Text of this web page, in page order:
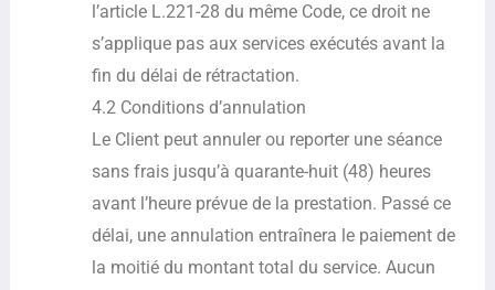
l’article L.221-28 du même Code, ce droit ne
s’applique pas aux services exécutés avant la
fin du délai de rétractation.
4.2 Conditions d’annulation
Le Client peut annuler ou reporter une séance
sans frais jusqu’à quarante-huit (48) heures
avant l’heure prévue de la prestation. Passé ce
délai, une annulation entraînera le paiement de
la moitié du montant total du service. Aucun